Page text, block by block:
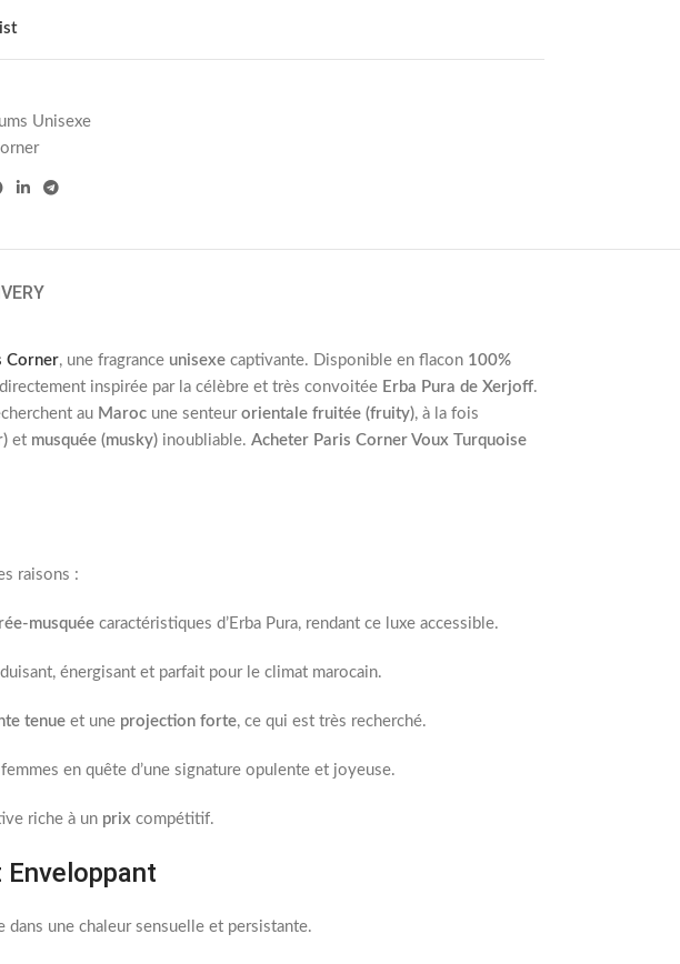
Unisexe
Corner, une fragrance unisexe captivante. Disponible en flacon 100%
inspirée par la célèbre et très convoitée Erba Pura de Xerjoff.
au Maroc une senteur orientale fruitée (fruity), à la fois
et musquée (musky) inoubliable. Acheter Paris Corner Voux Turquoise
raisons :
musquée caractéristiques d’Erba Pura, rendant ce luxe accessible.
énergisant et parfait pour le climat marocain.
tenue et une projection forte, ce qui est très recherché.
en quête d’une signature opulente et joyeuse.
riche à un prix compétitif.
Enveloppant
une chaleur sensuelle et persistante.